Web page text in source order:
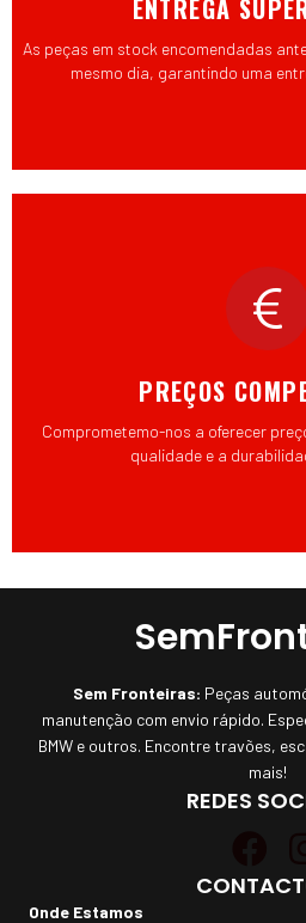
ENTREGA
As peças em stock encomendadas
mesmo dia, garantindo uma
PREÇOS
Comprometemo-nos a oferecer
qualidade e a
Sem Fronteiras: Peças
manutenção com envio rápido.
BMW e outros. Encontre travões,
mais!
REDES
Onde Estamos